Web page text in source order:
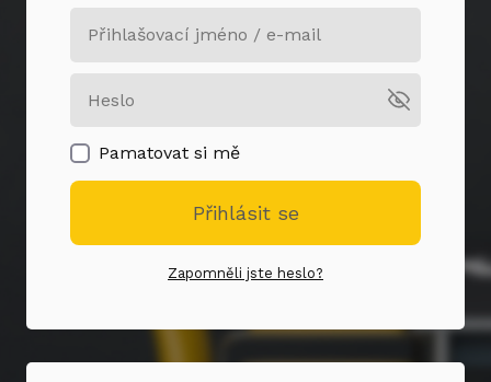
Pamatovat si mě
Přihlásit se
Zapomněli jste heslo?